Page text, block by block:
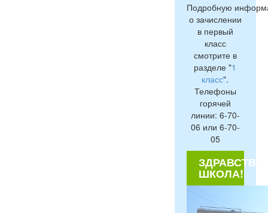
Подробную
о зачислении
в первый
класс
смотрите в
разделе "1
класс".
Телефоны
горячей
линии: 6-70-
06 или 6-70-
05
ШКОЛА!